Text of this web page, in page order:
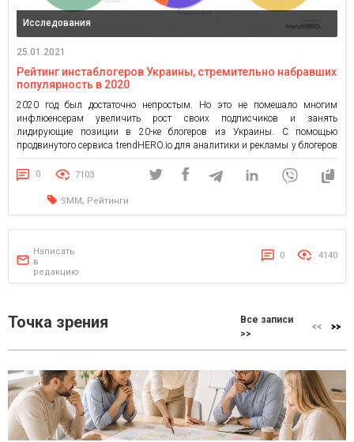
Исследования
25.01.2021
Рейтинг инстаблогеров Украины, стремительно набравших
популярность в 2020
2020 год был достаточно непростым. Но это не помешало многим
инфлюенсерам увеличить рост своих подписчиков и занять
лидирующие позиции в 20-ке блогеров из Украины. С помощью
продвинутого сервиса trendHERO.io для аналитики и рекламы у блогеров
Instagram проанализируем успешные аккаунты, попавшие в данный
рейтинг. Площадка предоставляет уникальную возможность также
проверить блогеров из России, которые вошли в […]
0 7103
SMM, Рейтинги
Написать
в
редакцию
0 4140
Точка зрения
Все записи
>>